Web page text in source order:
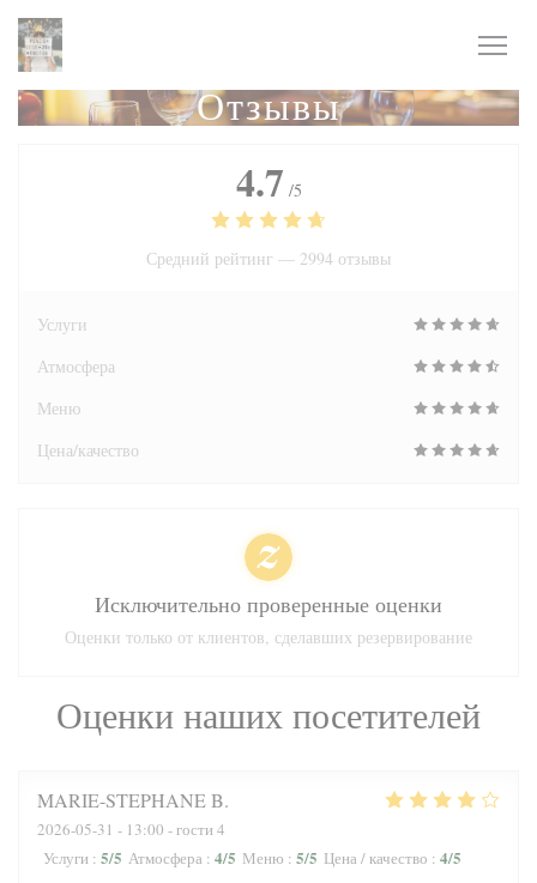
Панель управления cookies
Отзывы
Оценки наших посетителей
MARIE-STEPHANEB
2026-05-31 - 13:00 - гости 4
Услуги : 5/5 Атмосфера : 4/5 Меню : 5/5 Цена / качество : 4/5
4.7 /5
Средний рейтинг — 2994 отзывы
Услуги
Атмосфера
Меню
Цена/качество
Исключительно проверенные оценки
Оценки только от клиентов, сделавших резервирование